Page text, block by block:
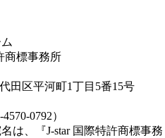
商標事務所
田区平河町1丁目5番15号
0792）
は、『J-star 国際特許商標事務